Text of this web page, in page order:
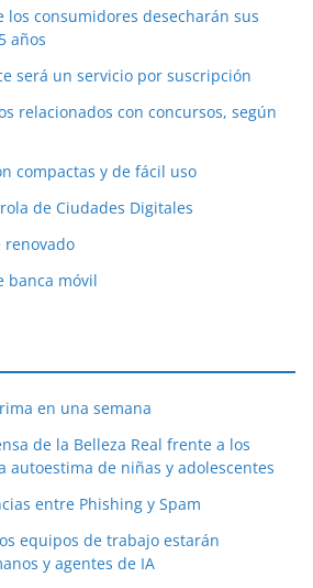
los consumidores desecharán sus
años
será un servicio por suscripción
relacionados con concursos, según
compactas y de fácil uso
de Ciudades Digitales
renovado
banca móvil
en una semana
de la Belleza Real frente a los
autoestima de niñas y adolescentes
entre Phishing y Spam
equipos de trabajo estarán
y agentes de IA